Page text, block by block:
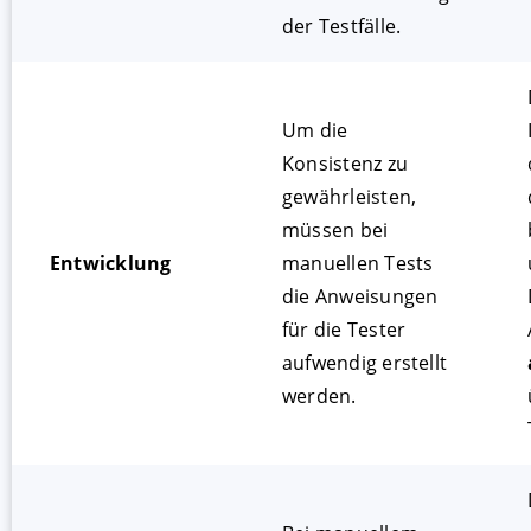
der Testfälle.
Entwicklung
Um die
Konsistenz zu
gewährleisten,
müssen bei
manuellen Tests
die Anweisungen
für die Tester
aufwendig erstellt
werden.